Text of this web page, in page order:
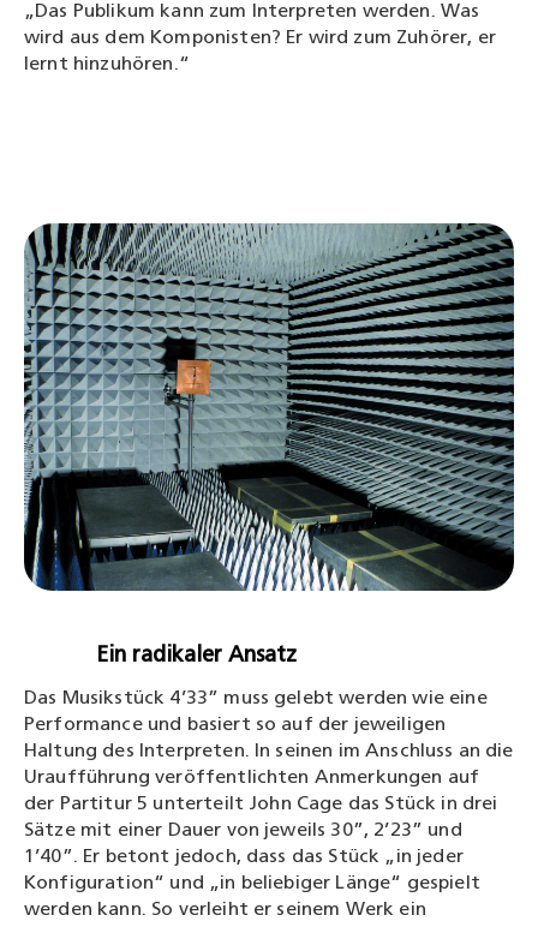
„Das Publikum kann zum Interpreten werden. Was
wird aus dem Komponisten? Er wird zum Zuhörer, er
lernt hinzuhören.“
Ein radikaler Ansatz
Das Musikstück 4’33” muss gelebt werden wie eine
Performance und basiert so auf der jeweiligen
Haltung des Interpreten. In seinen im Anschluss an die
Uraufführung veröffentlichten Anmerkungen auf
der Partitur 5 unterteilt John Cage das Stück in drei
Sätze mit einer Dauer von jeweils 30”, 2’23” und
1’40”. Er betont jedoch, dass das Stück „in jeder
Konfiguration“ und „in beliebiger Länge“ gespielt
werden kann. So verleiht er seinem Werk ein